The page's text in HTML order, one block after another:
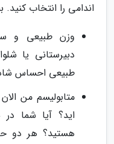
اندامی را انتخاب کنید.
وزن طبیعی و
دبیرستانی یا
طبیعی احساس
متابولیسم من
اید؟ آیا شما
هستید؟ هر دو